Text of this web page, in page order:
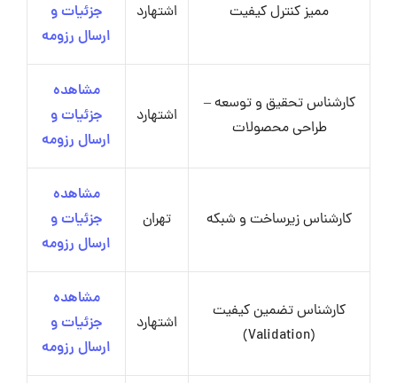
ممیز کنترل کیفیت اشتهارد
جزئیات و
ارسال رزومه
کارشناس تحقیق و توسعه –
طراحی محصولات
اشتهارد
مشاهده
جزئیات و
ارسال رزومه
کارشناس زیرساخت و شبکه تهران
مشاهده
جزئیات و
ارسال رزومه
کارشناس تضمین کیفیت
(Validation)
اشتهارد
مشاهده
جزئیات و
ارسال رزومه